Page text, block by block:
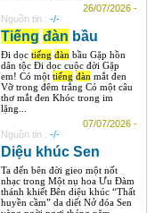
26/07/2026 -
Nguồn tin : -/-
Tiếng đàn bầu
Đi dọc tiếng đànbầu Gặp hồn
dân tộc Đi dọc cuộc đời Gặp
em! Có một tiếng đànmắt đen
Vỡ trong đêm trắng Có một câu
thơ mắt đen Khóc trong im
lặng...
07/07/2026 -
Nguồn tin : -/-
Diệu khúc Sen
Ta đến bên đời gieo một nốt
nhạc trong Một nụ hoa Ưu Đàm
thánh khiết Bên diệu khúc “Thất
huyền cầm” da diết Nở đóa Sen